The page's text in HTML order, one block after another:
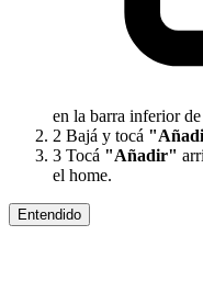
en la barra inferior
2 Bajá y tocá
3 Tocá "Añadir"
el home.
Entendido